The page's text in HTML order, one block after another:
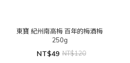
東寶 紀州南高梅 百年的梅酒梅
250g
NT$49 NT$120